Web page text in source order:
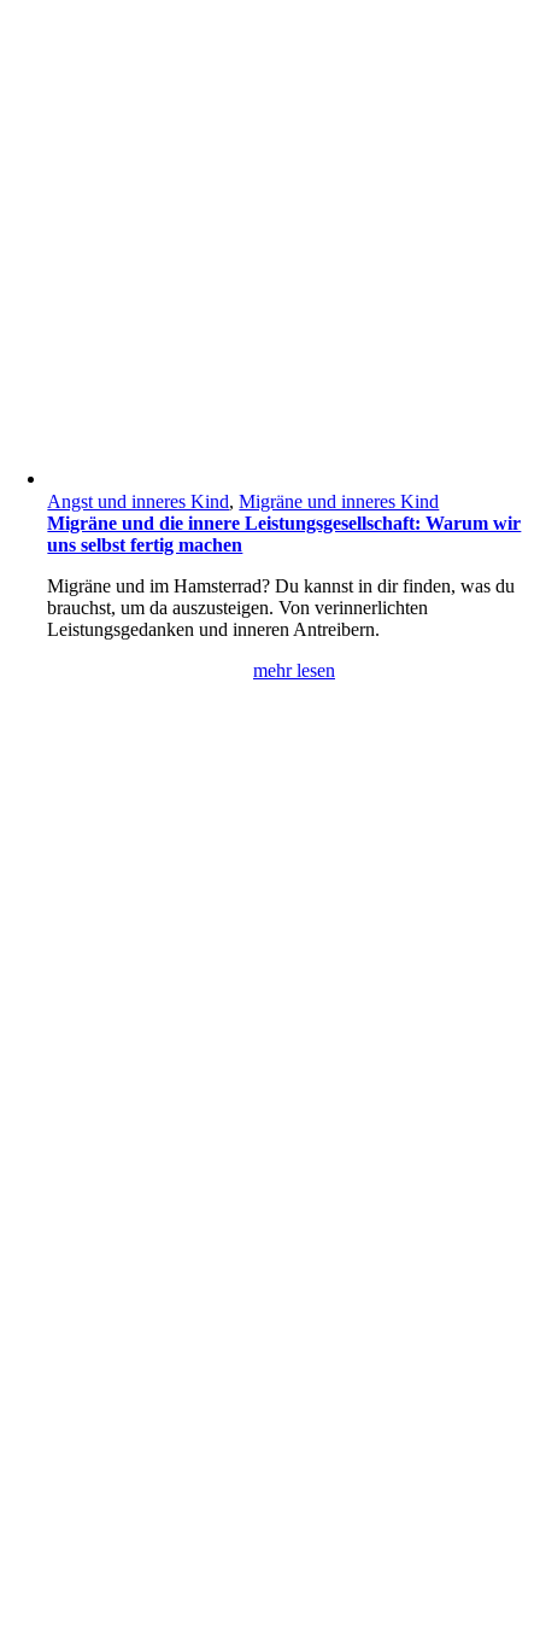
Angst und inneres Kind,Migräne und inneres Kind
Migräne und die innere Leistungsgesellschaft: Warum wir
uns selbst fertig machen
Migräne und im Hamsterrad? Du kannst in dir finden, was du
brauchst, um da auszusteigen. Von verinnerlichten
Leistungsgedanken und inneren Antreibern.
mehr lesen